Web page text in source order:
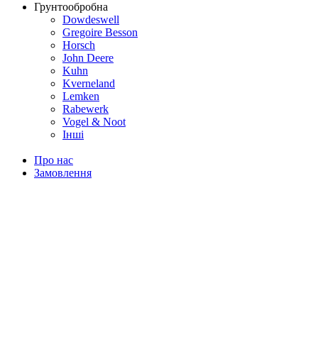
Грунтообробна
Dowdeswell
Gregoire Besson
Horsch
John Deere
Kuhn
Kverneland
Lemken
Rabewerk
Vogel & Noot
Інші
Про нас
Замовлення